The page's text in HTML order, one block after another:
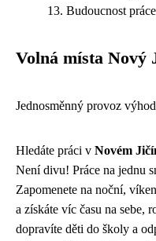
Budoucnost
Volná místa Nový
Jednosměnný provoz
Hledáte práci v Novém
Není divu! Práce na jednu
Zapomenete na noční,
a získáte víc času na sebe,
dopravíte děti do školy a